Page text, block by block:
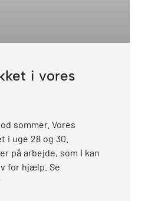
i vores
sommer. Vores
i uge 28 og 30.
på arbejde, som I kan
for hjælp. Se